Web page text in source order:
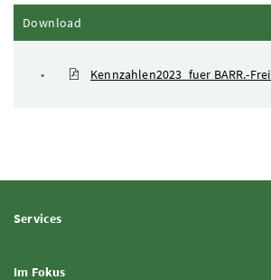
Download
Kennzahlen2023_fuer BARR.-Frei
ServicesInhalt aufklappen
Im FokusInhalt aufklappen